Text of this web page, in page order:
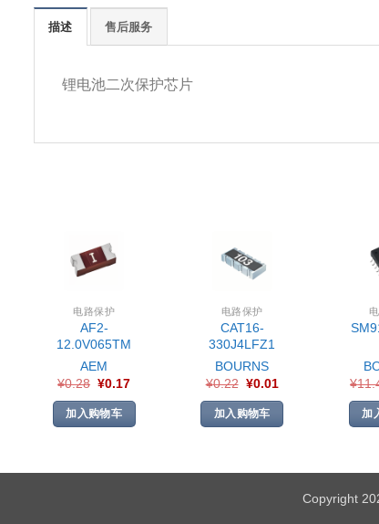
描述 售后服务
锂电池二次保护芯片
电路保护
AF2-
12.0V065TM
AEM
¥0.28 ¥0.17
加入购物车
电路保护
CAT16-
330J4LFZ1
BOURNS
¥0.22 ¥0.01
加入购物车
¥
加
Copyright